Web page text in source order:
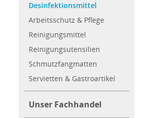
Desinfektionsmittel
Arbeitsschutz & Pflege
Reinigungsmittel
Reinigungsutensilien
Schmutzfangmatten
Servietten & Gastroartikel
Unser Fachhandel